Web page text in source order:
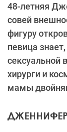
48-летняя
совей
фигуру
певица
сексуальной
хирурги и
мамы